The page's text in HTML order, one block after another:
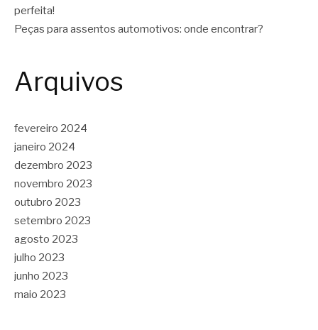
perfeita!
Peças para assentos automotivos: onde encontrar?
Arquivos
fevereiro 2024
janeiro 2024
dezembro 2023
novembro 2023
outubro 2023
setembro 2023
agosto 2023
julho 2023
junho 2023
maio 2023